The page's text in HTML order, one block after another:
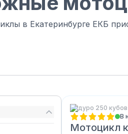
в Екатеринбурге ЕКБ
Эндуро 250 кубов
В
Мотоцикл